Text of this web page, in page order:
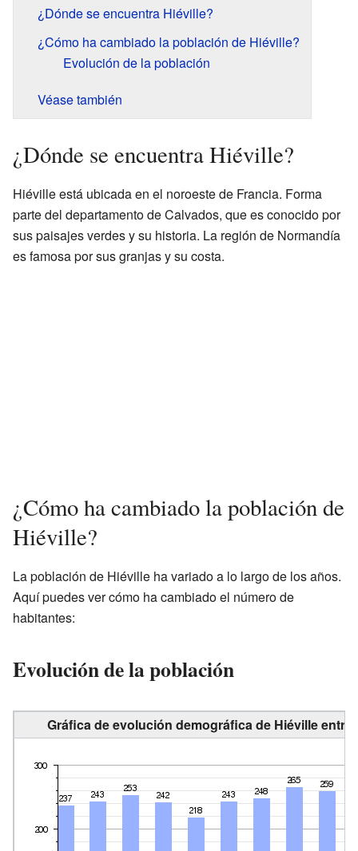
¿Dónde se encuentra Hiéville?
¿Cómo ha cambiado la población de Hiéville?
Evolución de la población
Véase también
¿Dónde se encuentra Hiéville?
Hiéville está ubicada en el noroeste de Francia. Forma
parte del departamento de Calvados, que es conocido por
sus paisajes verdes y su historia. La región de Normandía
es famosa por sus granjas y su costa.
¿Cómo ha cambiado la población de
Hiéville?
La población de Hiéville ha variado a lo largo de los años.
Aquí puedes ver cómo ha cambiado el número de
habitantes:
Evolución de la población
Gráfica de evolución demográfica de Hiéville entre